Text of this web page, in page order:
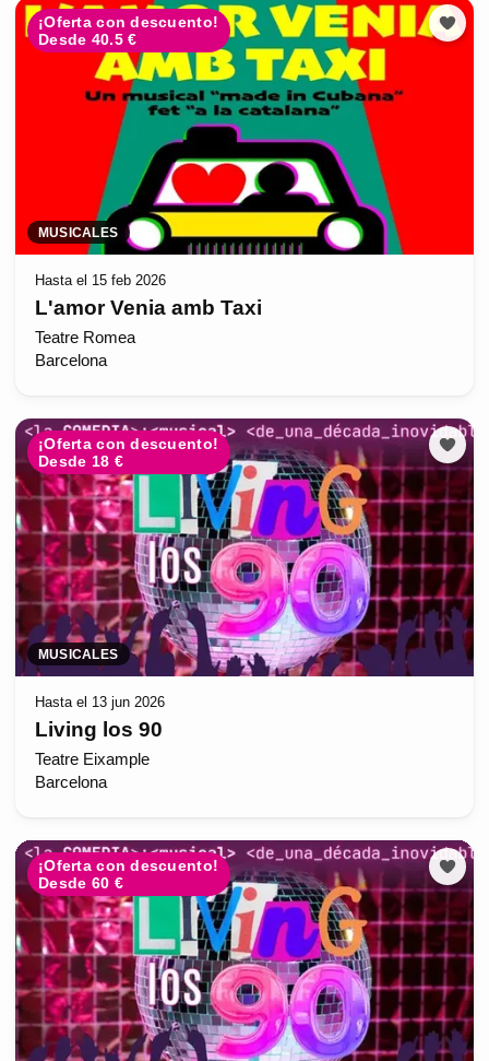
¡Oferta con descuento!
Desde 40.5 €
MUSICALES
Hasta el 15 feb 2026
L'amor Venia amb Taxi
Teatre Romea
Barcelona
¡Oferta con descuento!
Desde 18 €
MUSICALES
Hasta el 13 jun 2026
Living los 90
Teatre Eixample
Barcelona
¡Oferta con descuento!
Desde 60 €